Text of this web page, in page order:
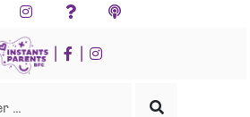
FacebookInstagramFoire aux questions
Lancer